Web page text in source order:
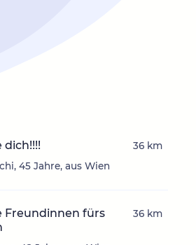
dich!!!!
45 Jahre, aus Wien
36 km
Freundinnen fürs
36 km